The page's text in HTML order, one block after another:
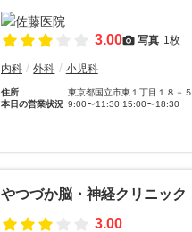
3.00 写真 1枚
内科 外科 小児科
住所
東京都国立市東１丁目１８－５
本日の営業状況 9:00〜11:30 15:00〜18:30
やつづか脳・神経クリニック
3.00